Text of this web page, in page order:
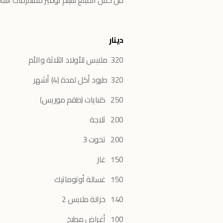
دينار
320 ملابس للأولاد الثلاثة والأم
320 طرود أكل لمدة (4) أشهر
250 كنبايات (طقم موريس)
200 ثلاجة
200 تخوت 3
150 غاز
150 غسالة أوتوماتيك
140 خزانة ملابس 2
100 أغراض مطبخ